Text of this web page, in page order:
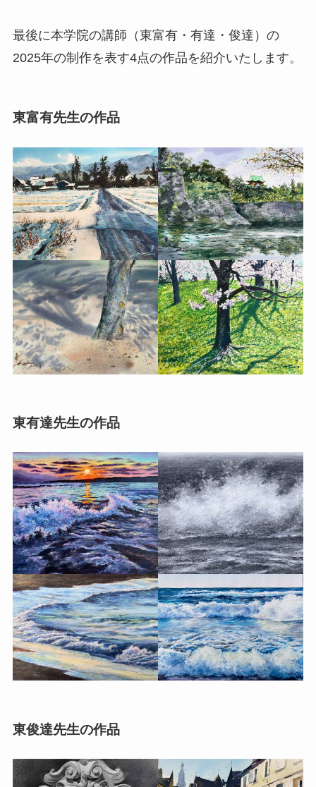
最後に本学院の講師（東富有・有達・俊達）の
2025年の制作を表す4点の作品を紹介いたします。
東富有先生の作品
東有達先生の作品
東俊達先生の作品